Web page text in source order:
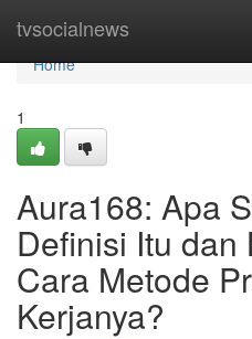
tvsocialnews
Home
Home
1
Aura168: Apa
Definisi Itu dan
Cara Metode
Kerjanya?